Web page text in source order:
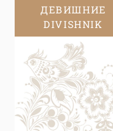
ДЕВИШНИЕ
DIVISHNIK